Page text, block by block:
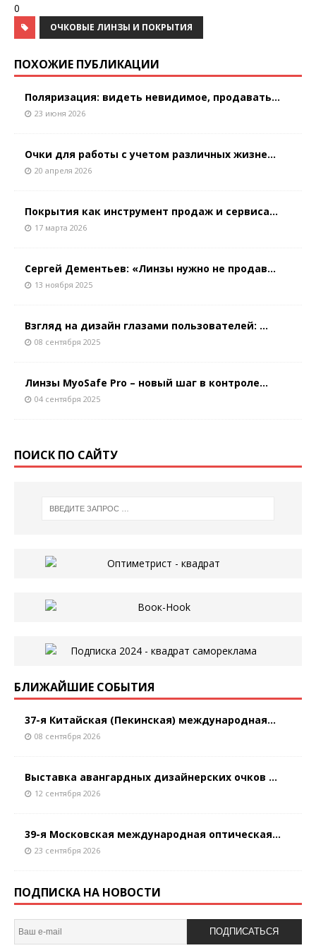
0
ОЧКОВЫЕ ЛИНЗЫ И ПОКРЫТИЯ
ПОХОЖИЕ ПУБЛИКАЦИИ
Поляризация: видеть невидимое, продавать...
23 июня 2026
Очки для работы с учетом различных жизне...
20 апреля 2026
Покрытия как инструмент продаж и сервиса...
17 марта 2026
Сергей Дементьев: «Линзы нужно не продав...
13 ноября 2025
Взгляд на дизайн глазами пользователей: ...
08 сентября 2025
Линзы MyoSafe Pro – новый шаг в контроле...
04 сентября 2025
ПОИСК ПО САЙТУ
БЛИЖАЙШИЕ СОБЫТИЯ
37-я Китайская (Пекинская) международная...
08 сентября 2026
Выставка авангардных дизайнерских очков ...
12 сентября 2026
39-я Московская международная оптическая...
23 сентября 2026
ПОДПИСКА НА НОВОСТИ
ПОДПИСАТЬСЯ